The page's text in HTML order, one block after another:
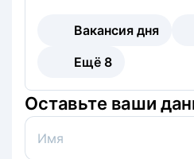
Вакансия дня
Ещё 8
Оставьте ваши
Имя